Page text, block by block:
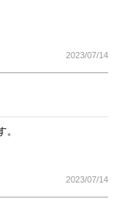
2023/07/14
2023/07/14